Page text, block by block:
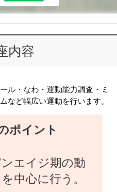
内容
ル・なわ・運動能力調査・ミ
など幅広い運動を行います。
ポイント
エイジ期の動
中心に行う。